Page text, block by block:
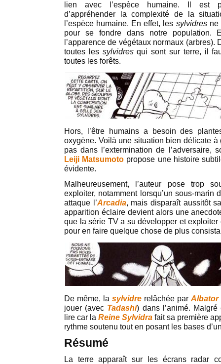
lien avec l’espèce humaine. Il est
d’appréhender la complexité de la
l’espèce humaine. En effet, les sylvidresne
pour se fondre dans notre population.
l’apparence de végétaux normaux
toutes les sylvidresqui sont sur terre, il
toutes les forêts.
Hors, l’être humains a besoin des
oxygène. Voilà une situation bien délicate
pas dans l’extermination de l’adversaire,
Leiji Matsumoto propose une histoire
évidente.
Malheureusement, l’auteur pose trop
exploiter, notamment lorsqu’un sous-marin
attaque l’Arcadia, mais disparaît aussitôt
apparition éclaire devient alors une
que la série TV a su développer et exploiter
pour en faire quelque chose de plus
De même, la sylvidre relâchée par Albator
jouer (avec Tadashi) dans l’animé.
lire car la Reine Sylvidra fait sa première
rythme soutenu tout en posant les bases
Résumé
La terre apparaît sur les écrans radar